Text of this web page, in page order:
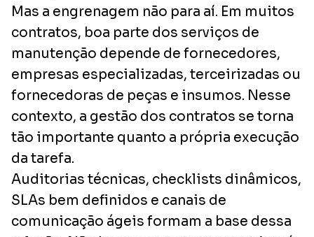
Mas a engrenagem não para aí. Em muitos
contratos, boa parte dos serviços de
manutenção depende de fornecedores,
empresas especializadas, terceirizadas ou
fornecedoras de peças e insumos. Nesse
contexto, a gestão dos contratos se torna
tão importante quanto a própria execução
da tarefa.
Auditorias técnicas, checklists dinâmicos,
SLAs bem definidos e canais de
comunicação ágeis formam a base dessa